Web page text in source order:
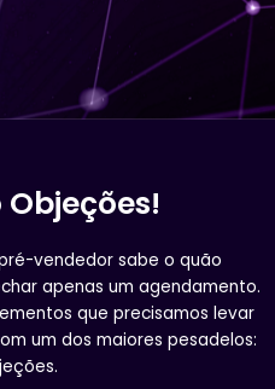
vendedor sabe o quão
apenas um agendamento.
que precisamos levar
um dos maiores pesadelos: